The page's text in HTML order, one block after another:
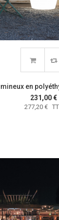
en
231,00 €
277,20 €